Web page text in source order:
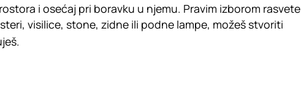
i osećaj pri boravku u njemu. Pravim izborom rasvete
visilice, stone, zidne ili podne lampe, možeš stvoriti